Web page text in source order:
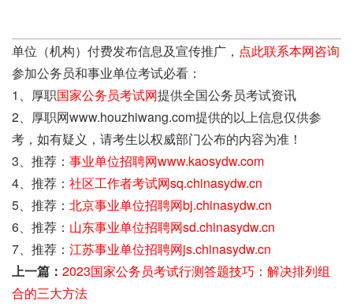
单位（机构）付费发布信息及宣传推广， 点此联系本网咨询
参加公务员和事业单位考试必看：
1、厚职国家公务员考试网提供全国公务员考试资讯
2、厚职网www.houzhiwang.com提供的以上信息仅供参
考，如有疑义，请考生以权威部门公布的内容为准！
3、推荐： 事业单位招聘网www.kaosydw.com
4、推荐： 社区工作者考试网sq.chinasydw.cn
5、推荐： 北京事业单位招聘网bj.chinasydw.cn
6、推荐： 山东事业单位招聘网sd.chinasydw.cn
7、推荐： 江苏事业单位招聘网js.chinasydw.cn
上一篇： 2023国家公务员考试行测答题技巧：解决排列组
合的三大方法